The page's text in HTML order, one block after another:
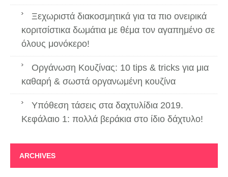
Ξεχωριστά διακοσμητικά για τα πιο ονειρικά
κοριτσίστικα δωμάτια με θέμα τον αγαπημένο σε
όλους μονόκερο!
Οργάνωση Κουζίνας: 10 tips & tricks για μια
καθαρή & σωστά οργανωμένη κουζίνα
Υπόθεση τάσεις στα δαχτυλίδια 2019.
Κεφάλαιο 1: πολλά βεράκια στο ίδιο δάχτυλο!
ARCHIVES